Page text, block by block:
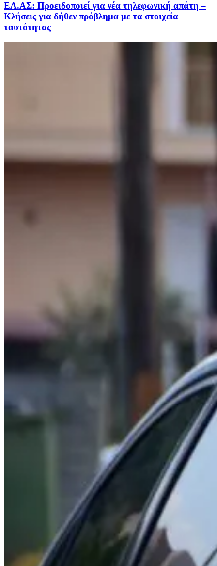
ΕΛ.ΑΣ: Προειδοποιεί για νέα τηλεφωνική απάτη –
Κλήσεις για δήθεν πρόβλημα με τα στοιχεία
ταυτότητας